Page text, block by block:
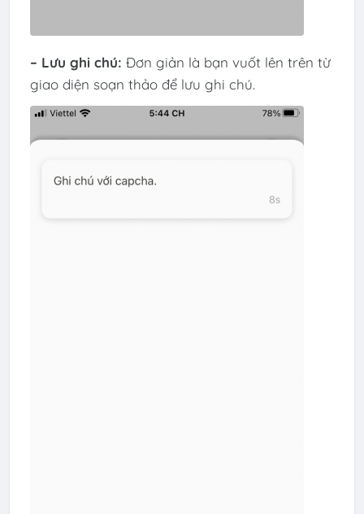
– Lưu ghi chú: Đơn giản là bạn vuốt lên trên từ
giao diện soạn thảo để lưu ghi chú.